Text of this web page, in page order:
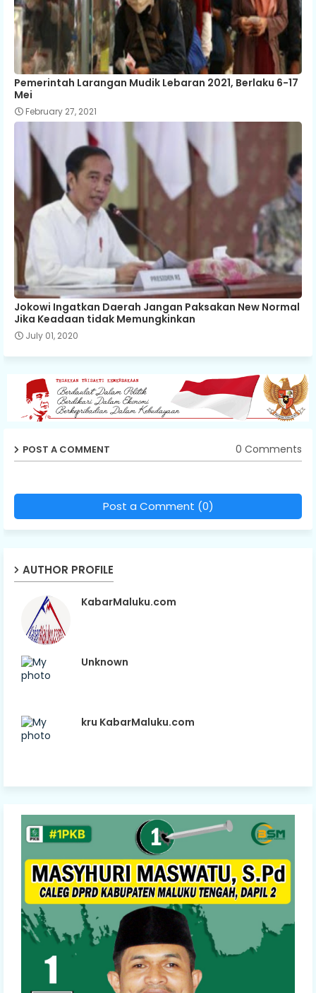
Pemerintah Larangan Mudik Lebaran 2021, Berlaku 6-17
Mei
February 27, 2021
Jokowi Ingatkan Daerah Jangan Paksakan New Normal
Jika Keadaan tidak Memungkinkan
July 01, 2020
POST A COMMENT 0 Comments
Post a Comment (0)
AUTHOR PROFILE
KabarMaluku.com
Unknown
kru KabarMaluku.com